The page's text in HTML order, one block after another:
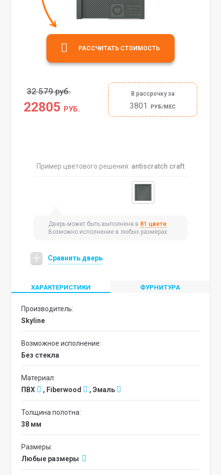
32 579 руб.
22805 РУБ.
В рассрочку за
3801 РУБ/МЕС
РАССЧИТАТЬ СТОИМОСТЬ
Пример цветового решения: antiscratch craft
Дверь может быть выполнена в 81 цвете
Возможно исполнение в любых размерах
Сравнить дверь
ХАРАКТЕРИСТИКИ ФУРНИТУРА
Производитель:
Skyline
Возможное исполнение:
без стекла
Материал:
ПВХ
, Fiberwood , Эмаль
Толщина полотна:
38 мм
Размеры:
Любые размеры